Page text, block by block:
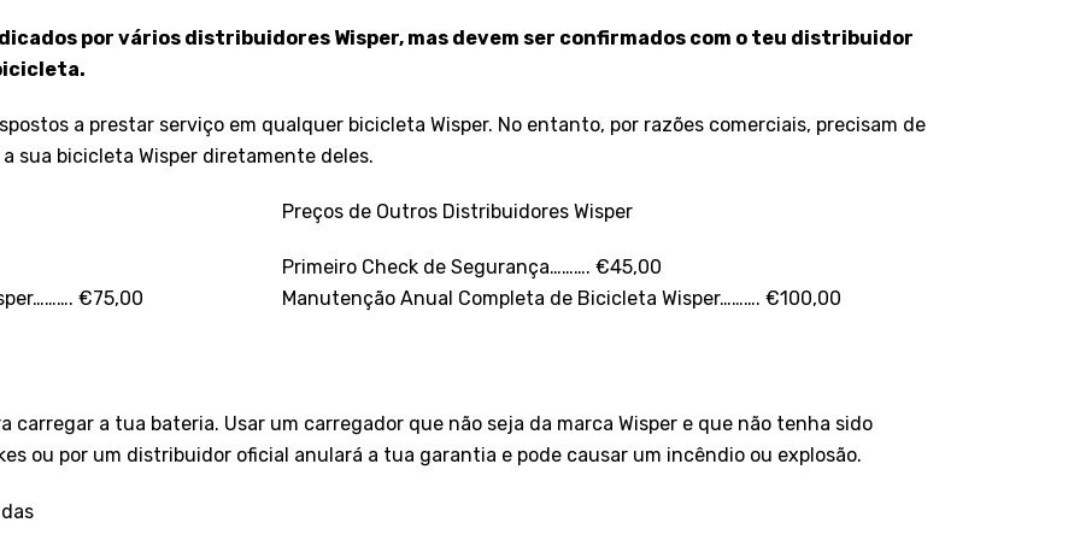
por vários distribuidores Wisper, mas devem ser confirmados com o teu distribuidor
a prestar serviço em qualquer bicicleta Wisper. No entanto, por razões comerciais, precisam de
sua bicicleta Wisper diretamente deles.
€75,00
Preços de Outros Distribuidores Wisper
Primeiro Check de Segurança………. €45,00
Manutenção Anual Completa de Bicicleta Wisper………. €100,00
carregar a tua bateria. Usar um carregador que não seja da marca Wisper e que não tenha sido
ou por um distribuidor oficial anulará a tua garantia e pode causar um incêndio ou explosão.